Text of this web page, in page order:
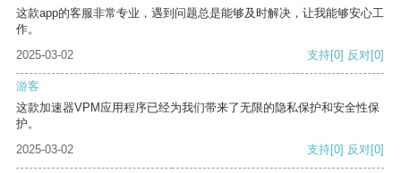
这款app的客服非常专业，遇到问题总是能够及时解决，让我能够安心工
作。
2025-03-02
支持[0] 反对[0]
游客
这款加速器VPM应用程序已经为我们带来了无限的隐私保护和安全性保
护。
2025-03-02
支持[0] 反对[0]